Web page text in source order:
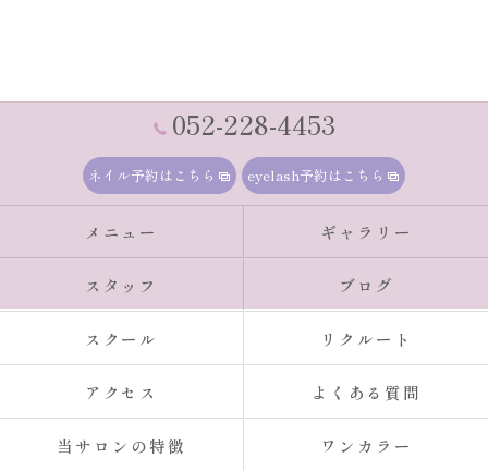
052-228-4453
ネイル予約はこちら eyelash予約はこちら
メニュー ギャラリー
スタッフ ブログ
スクール リクルート
アクセス よくある質問
当サロンの特徴 ワンカラー